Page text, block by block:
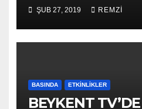
ŞUB 27, 2019 REMZI
BASINDA ETKINLIKLER
BEYKENT